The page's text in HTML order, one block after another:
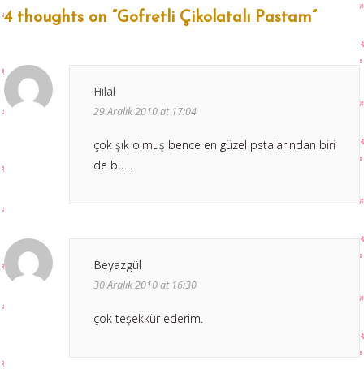
navigation
4 thoughts on “Gofretli Çikolatalı Pastam”
Hilal
29 Aralık 2010 at 17:04
çok şık olmuş bence en güzel pstalarından biri
de bu…
Beyazgül
30 Aralık 2010 at 16:30
çok teşekkür ederim.